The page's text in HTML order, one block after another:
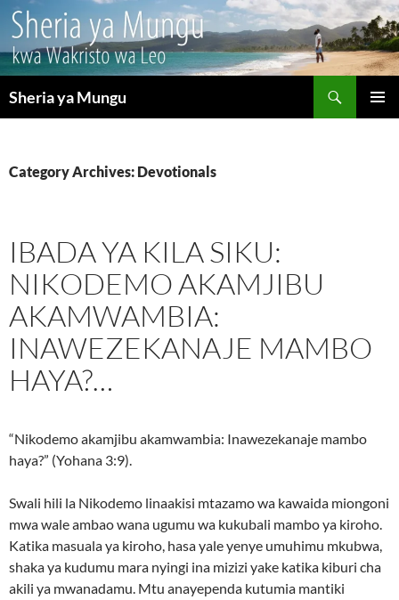
Sheria ya Mungu
Category Archives: Devotionals
IBADA YA KILA SIKU:
NIKODEMO AKAMJIBU
AKAMWAMBIA:
INAWEZEKANAJE MAMBO
HAYA?…
“Nikodemo akamjibu akamwambia: Inawezekanaje mambo
haya?” (Yohana 3:9).
Swali hili la Nikodemo linaakisi mtazamo wa kawaida miongoni
mwa wale ambao wana ugumu wa kukubali mambo ya kiroho.
Katika masuala ya kiroho, hasa yale yenye umuhimu mkubwa,
shaka ya kudumu mara nyingi ina mizizi yake katika kiburi cha
akili ya mwanadamu. Mtu anayependa kutumia mantiki